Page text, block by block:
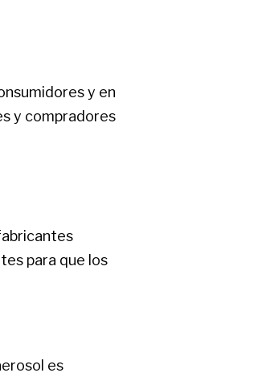
y en
y compradores
para que los
es